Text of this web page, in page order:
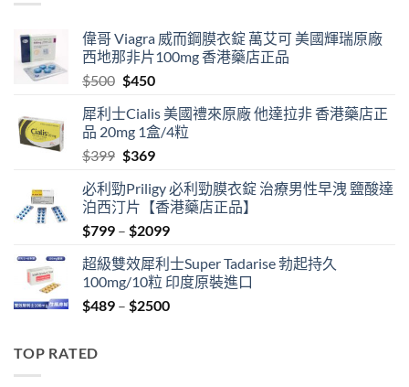
偉哥 Viagra 威而鋼膜衣錠 萬艾可 美國輝瑞原廠
西地那非片100mg 香港藥店正品
$500 Original
was:
$500.
$450Current
is:
$450.
犀利士Cialis 美國禮來原廠 他達拉非 香港藥店正
品 20mg 1盒/4粒
$399 Original
was:
$399.
$369Current
is:
$369.
必利勁Priligy 必利勁膜衣錠 治療男性早洩 鹽酸達
泊西汀片【香港藥店正品】
$799 – $2099Price
$799
through
$2099
超級雙效犀利士Super Tadarise 勃起持久
100mg/10粒 印度原裝進口
$489 – $2500Price
TOP RATED